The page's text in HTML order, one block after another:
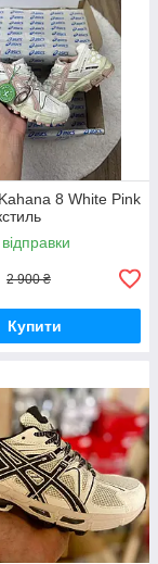
8 White Pink
2 900 ₴
Купити